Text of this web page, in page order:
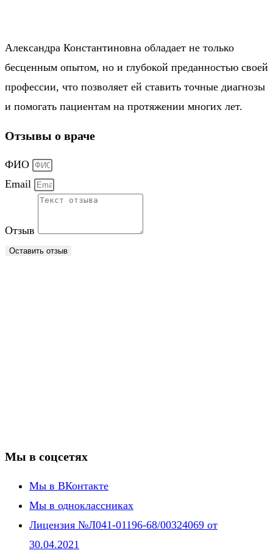
Александра Константиновна обладает не только
бесценным опытом, но и глубокой преданностью своей
профессии, что позволяет ей ставить точные диагнозы
и помогать пациентам на протяжении многих лет.
Отзывы о враче
ФИО
Email
Отзыв
Оставить отзыв
Мы в соцсетях
Мы в ВКонтакте
Мы в одноклассниках
Лицензия №Л041-01196-68/00324069 от
30.04.2021